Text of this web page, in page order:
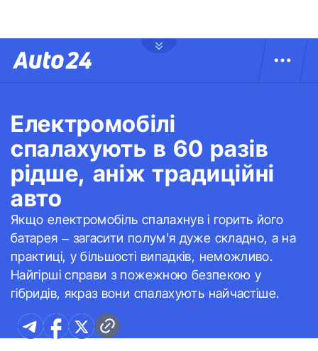
Електромобілі
спалахують в 60 разів
рідше, аніж традиційні
авто
Якщо електромобіль спалахнув і горить його
батарея – загасити полум'я дуже складно, а на
практиці, у більшості випадків, неможливо.
Найгірші справи з пожежною безпекою у
гібридів, якраз вони спалахують найчастіше.